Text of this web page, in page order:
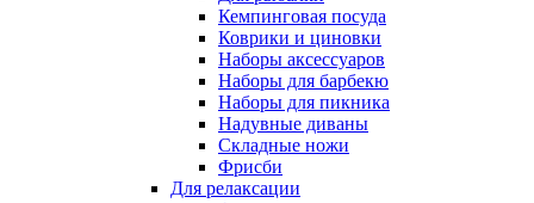
Кемпинговая посуда
Коврики и циновки
Наборы аксессуаров
Наборы для барбекю
Наборы для пикника
Надувные диваны
Складные ножи
Фрисби
Для релаксации